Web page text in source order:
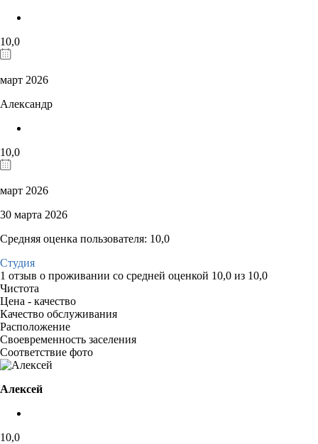
10,0
март 2026
Александр
10,0
март 2026
30 марта 2026
Средняя оценка пользователя: 10,0
Студия
1 отзыв о проживании со средней оценкой 10,0 из 10,0
Чистота
Цена - качество
Качество обслуживания
Расположение
Своевременность заселения
Соответствие фото
Алексей
10,0